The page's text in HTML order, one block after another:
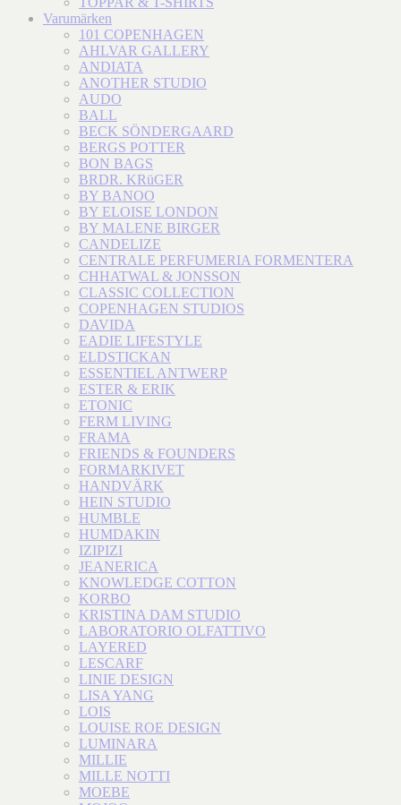
Varumärken
101 COPENHAGEN
AHLVAR GALLERY
ANDIATA
ANOTHER STUDIO
AUDO
BALL
BECK SÖNDERGAARD
BERGS POTTER
BON BAGS
BRDR. KRüGER
BY BANOO
BY ELOISE LONDON
BY MALENE BIRGER
CANDELIZE
CENTRALE PERFUMERIA FORMENTERA
CHHATWAL & JONSSON
CLASSIC COLLECTION
COPENHAGEN STUDIOS
DAVIDA
EADIE LIFESTYLE
ELDSTICKAN
ESSENTIEL ANTWERP
ESTER & ERIK
ETONIC
FERM LIVING
FRAMA
FRIENDS & FOUNDERS
FORMARKIVET
HANDVÄRK
HEIN STUDIO
HUMBLE
HUMDAKIN
IZIPIZI
JEANERICA
KNOWLEDGE COTTON
KORBO
KRISTINA DAM STUDIO
LABORATORIO OLFATTIVO
LAYERED
LESCARF
LINIE DESIGN
LISA YANG
LOIS
LOUISE ROE DESIGN
LUMINARA
MILLIE
MILLE NOTTI
MOEBE